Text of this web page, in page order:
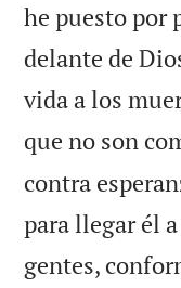
he puesto por
delante de
vida a los
que no son
contra
para llegar él
gentes,